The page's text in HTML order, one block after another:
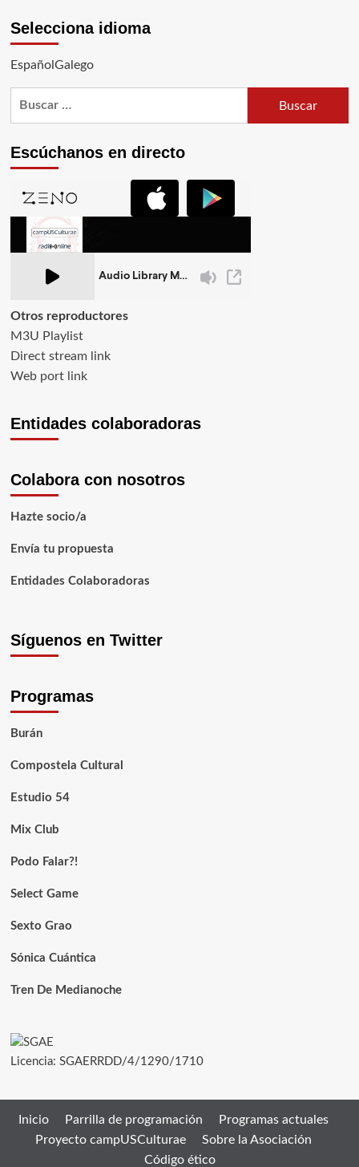
Selecciona idioma
EspañolGalego
Escúchanos en directo
Otros reproductores
M3U Playlist
Direct stream link
Web port link
Entidades colaboradoras
Colabora con nosotros
Hazte socio/a
Envía tu propuesta
Entidades Colaboradoras
Síguenos en Twitter
Programas
Burán
Compostela Cultural
Estudio 54
Mix Club
Podo Falar?!
Select Game
Sexto Grao
Sónica Cuántica
Tren De Medianoche
Licencia: SGAERRDD/4/1290/1710
Inicio Parrilla de programación
Programas actuales
Proyecto campUSCulturae
Sobre la Asociación
Código ético